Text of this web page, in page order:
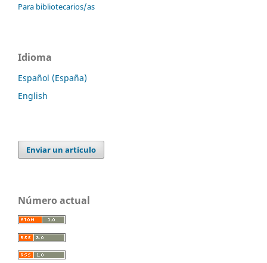
Para bibliotecarios/as
Idioma
Español (España)
English
Enviar un artículo
Número actual